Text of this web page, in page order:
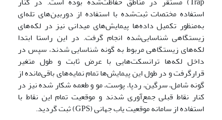
استفاده مختصات ثبت‌شده با استفاده از دوربین‌های تله‌ای
به‌منظور تکمیل داده‌ها پیمایش‌های میدانی نیز در لکه‌های
زیستگاهی شناسایی‌شده انجام گرفت. در این راستا ابتدا
لکه‌های زیستگاهی مربوط به گونه شناسایی شدند، سپس در
داخل لکه‌ها ترانسکت‌هایی با عرض ثابت و طول متغیر
قرارگرفت و در طول این پیمایش‌ها تمام نمایه‌های باقی‌مانده از
گونه شامل، سرگین، ردپا، پوست، مو و طعمه شکار شده نیز در
کنار نقاط قبلی جمع‌آوری شدند و موقعیت تمام این نقاط با
استفاده از سامانه موقعیت یاب جهانی (GPS) ثبت گردید.